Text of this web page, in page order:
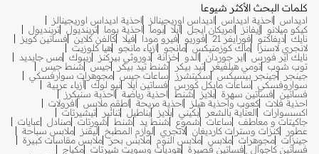
كلمات البحث الأكثر شيوعا
اديداس احذية اديداس اديداس اوريجينالز
احذية اديداس اوريجينالز
كيكو ميلانو
إيفانز امريكان ايجل ايلا بوما احذية بوما ترينديول ترينديول
نايك ديفاكتو فورايفر 21 فوريو فيرو مودا فيلا كالفن كلاين فساتين كويز
لانجري لاسنزا
ماك كوزمتيكس مانجو ازياء مانجو
هيا كلوزيت
نايك اير فورس
اير جوردان الدو خزانة دوروثي بيركنز ريبوك مس جايديد
توب شوب تومي هيلفيغر تيد بيكر شنط تيد بيكر جيس
شنط جيس
جينجر
جينجر بيسيكس سكيتشرز ساعات جيس مجوهرات سوارفسكي
سواروفسكي
ساعات مايكل كورس فساتين ايلا نيو لوك أزياء عربية
فساتين
فساتين سهرة بلايز شنط احذية رياضة
احذية سنيكرز
احذية فلات كعوب واحذية هيلز احذية مريحة اطقم ملابس
افرولات
اكسسوارات
العناية بالشعر بكيني بلايز بناطيل تنانير
تيشيرتات
جاكيتات و معاطف
ساعات شموع شنط يد شنط شورتات صنادل
عبايات
عطور
كنزات وسترات كارديغان لانجري لوازم المطبخ ليقنز
ملابس سباحة
جينزات مجوهرات ملابس ملابس النوم ملابس بحر ملابس مقاسات كبيرة
فساتين كاجوال
فساتين قصيرة هوديات وسويت شيرتات مكياج